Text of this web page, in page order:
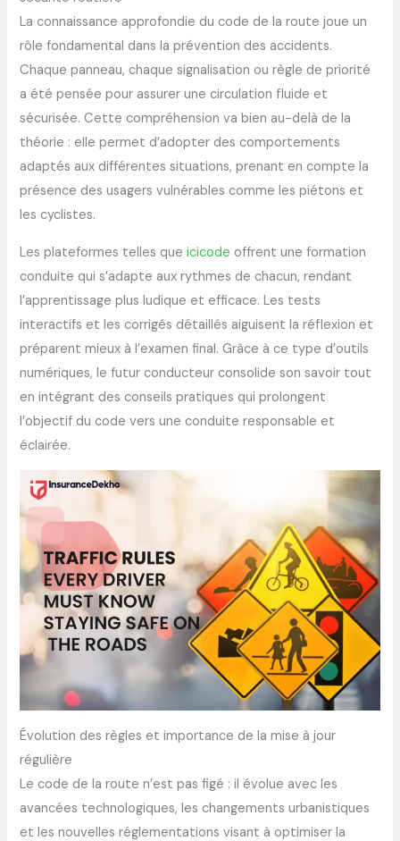
La connaissance approfondie du code de la route joue un
rôle fondamental dans la prévention des accidents.
Chaque panneau, chaque signalisation ou règle de priorité
a été pensée pour assurer une circulation fluide et
sécurisée. Cette compréhension va bien au-delà de la
théorie : elle permet d’adopter des comportements
adaptés aux différentes situations, prenant en compte la
présence des usagers vulnérables comme les piétons et
les cyclistes.
Les plateformes telles queicicode offrent une formation
conduite qui s’adapte aux rythmes de chacun, rendant
l’apprentissage plus ludique et efficace. Les tests
interactifs et les corrigés détaillés aiguisent la réflexion et
préparent mieux à l’examen final. Grâce à ce type d’outils
numériques, le futur conducteur consolide son savoir tout
en intégrant des conseils pratiques qui prolongent
l’objectif du code vers une conduite responsable et
éclairée.
Évolution des règles et importance de la mise à jour
régulière
Le code de la route n’est pas figé : il évolue avec les
avancées technologiques, les changements urbanistiques
et les nouvelles réglementations visant à optimiser la